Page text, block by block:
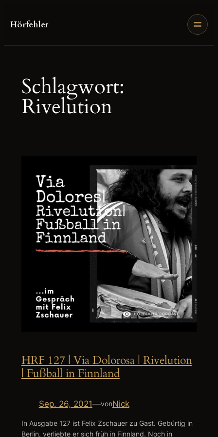
Inhalt
Hörfehler
Schlagwort:
Rivelution
HRF 127 | Via Dolorosa | Rivelution
| Fußball in Finnland
Sep. 26, 2021—vonNick
In Ausgabe 127 ist Felix Zschauer zu Gast. Gebürtig in
Berlin, verliebte er sich früh in Finnland. Noch in